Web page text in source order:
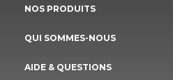
NOS PRODUITS
QUI SOMMES-NOUS
AIDE & QUESTIONS